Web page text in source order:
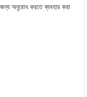
জন্য অনুরোধ করতে ব্যবহার করা